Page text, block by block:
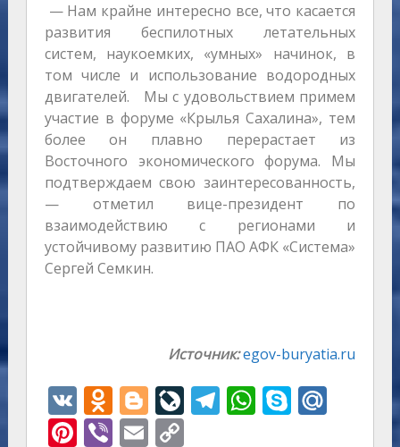
— Нам крайне интересно все, что касается
развития беспилотных летательных
систем, наукоемких, «умных» начинок, в
том числе и использование водородных
двигателей. Мы с удовольствием примем
участие в форуме «Крылья Сахалина», тем
более он плавно перерастает из
Восточного экономического форума. Мы
подтверждаем свою заинтересованность,
— отметил вице-президент по
взаимодействию с регионами и
устойчивому развитию ПАО АФК «Система»
Сергей Семкин.
Источник:egov-buryatia.ru
V
K
O
d
Bl
o
Li
v
T W S M
Pi Vi E C